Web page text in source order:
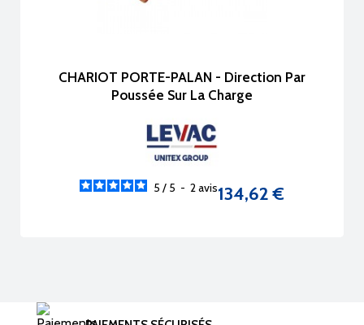
CHARIOT PORTE-PALAN - Direction Par
Poussée Sur La Charge
5 / 5 - 2avis134,62 €